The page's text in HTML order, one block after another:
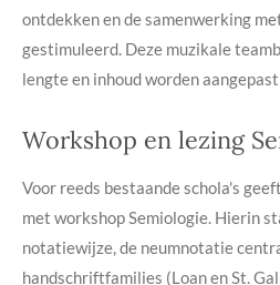
ontdekken en de samenwerking
gestimuleerd. Deze muzikale
lengte en inhoud worden
Workshop en lezing
Voor reeds bestaande schola's
met workshop Semiologie. Hierin
notatiewijze, de neumnotatie
handschriftfamilies (Loan en St.